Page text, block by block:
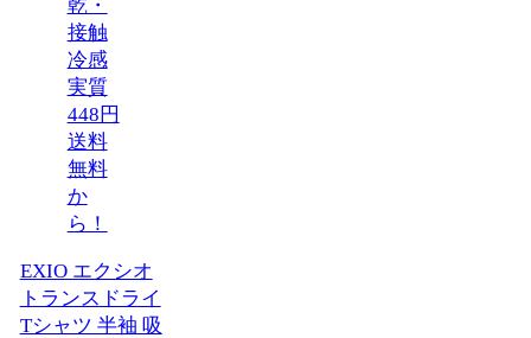
EXIO エクシオ
トランスドライ
Tシャツ 半袖 吸